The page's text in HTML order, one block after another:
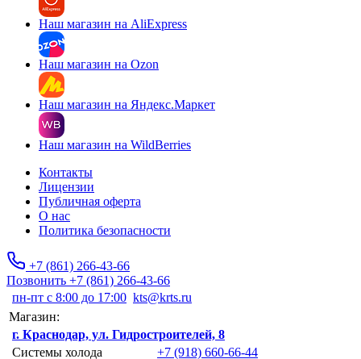
Наш магазин на AliExpress
Наш магазин на Ozon
Наш магазин на Яндекс.Маркет
Наш магазин на WildBerries
Контакты
Лицензии
Публичная оферта
О нас
Политика безопасности
+7 (861) 266-43-66
Позвонить +7 (861) 266-43-66
пн-пт с 8:00 до 17:00 kts@krts.ru
Магазин:
г. Краснодар, ул. Гидростроителей, 8
Системы холода
+7 (918) 660-66-44